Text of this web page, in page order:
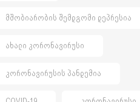
ᲛᲨᲝᲑᲘᲐᲠᲝᲑᲘᲡ ᲨᲔᲛᲓᲒᲝᲛᲘ ᲓᲔᲞᲠᲔᲡᲘᲐ
ᲐᲮᲐᲚᲘ ᲙᲝᲠᲝᲜᲐᲕᲘᲠᲣᲡᲘ
ᲙᲝᲠᲝᲜᲐᲕᲘᲠᲣᲡᲘᲡ ᲞᲐᲜᲓᲔᲛᲘᲐ